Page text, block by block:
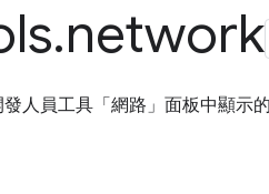
.network
人員工具「網路」面板中顯示